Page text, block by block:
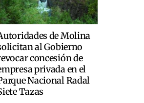
de Molina
al Gobierno
concesión de
privada en el
Nacional Radal
Tazas